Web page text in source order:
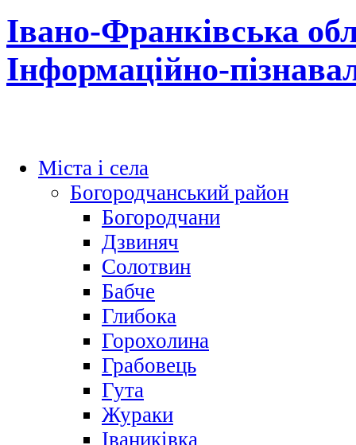
Івано-Франківська
Інформаційно-
Міста і села
Богородчанський район
Богородчани
Дзвиняч
Солотвин
Бабче
Глибока
Горохолина
Грабовець
Гута
Жураки
Іваниківка